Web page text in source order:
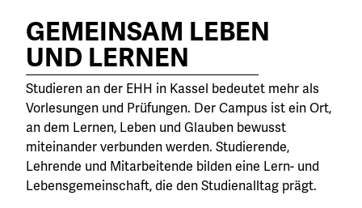
GEMEINSAM LEBEN
UND LERNEN
Studieren an der EHH in Kassel bedeutet mehr als
Vorlesungen und Prüfungen. Der Campus ist ein Ort,
an dem Lernen, Leben und Glauben bewusst
miteinander verbunden werden. Studierende,
Lehrende und Mitarbeitende bilden eine Lern- und
Lebensgemeinschaft, die den Studienalltag prägt.